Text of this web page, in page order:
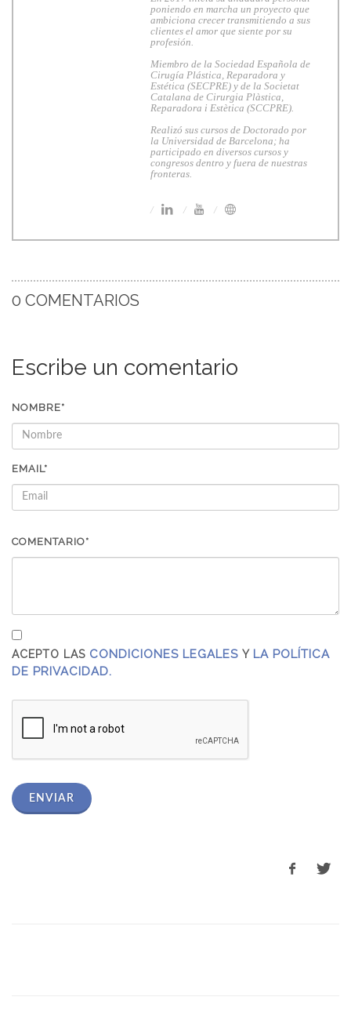
poniendo en marcha un proyecto que
ambiciona crecer transmitiendo a sus
clientes el amor que siente por su
profesión.
Miembro de la Sociedad Española de
Cirugía Plástica, Reparadora y
Estética (SECPRE) y de la Societat
Catalana de Cirurgia Plàstica,
Reparadora i Estètica (SCCPRE).
Realizó sus cursos de Doctorado por
la Universidad de Barcelona; ha
participado en diversos cursos y
congresos dentro y fuera de nuestras
fronteras.
0 COMENTARIOS
Escribe un comentario
NOMBRE*
EMAIL*
COMENTARIO*
ACEPTO LAS CONDICIONES LEGALES Y LA POLÍTICA
DE PRIVACIDAD.
ENVIAR